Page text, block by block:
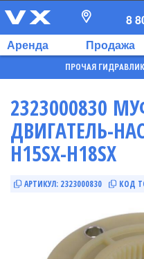
Аренда Продажа
8
ПРОЧАЯ
2323000830
ДВИГАТЕЛЬ-
H15SX-H18SX
АРТИКУЛ: 2323000830 КОД